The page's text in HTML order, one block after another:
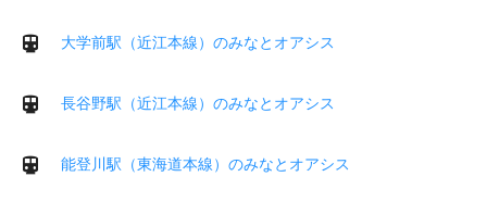
大学前駅（近江本線）のみなとオアシス
長谷野駅（近江本線）のみなとオアシス
能登川駅（東海道本線）のみなとオアシス